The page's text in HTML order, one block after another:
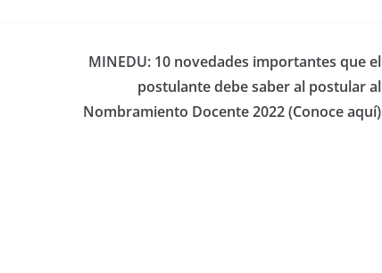
MINEDU: 10 novedades importantes que el
postulante debe saber al postular al
Nombramiento Docente 2022 (Conoce aquí)